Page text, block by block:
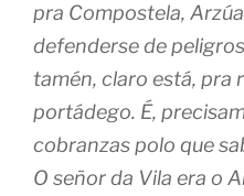
pra Compostela,
defenderse de
tamén, claro está, pra
portádego. É,
cobranzas polo que
O señor da Vila era o